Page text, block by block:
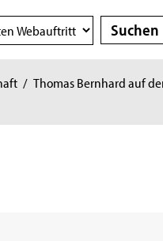
Suche
Suche
/ Thomas Bernhard auf